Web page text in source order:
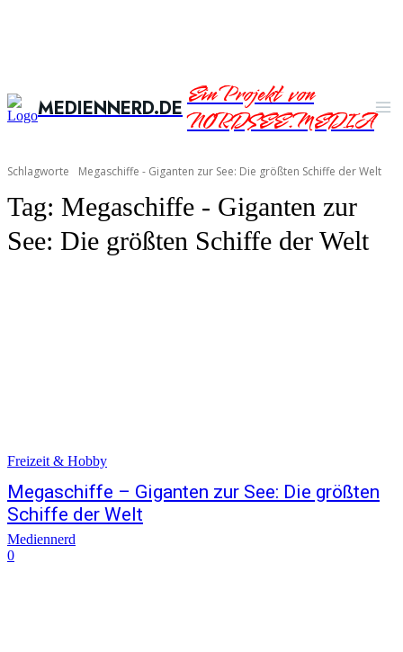
MEDIENNERD.DEEin Projekt von
NORDSEE.MEDIA
Schlagworte Megaschiffe - Giganten zur See: Die größten Schiffe der Welt
Tag: Megaschiffe - Giganten zur
See: Die größten Schiffe der Welt
Freizeit & Hobby
Megaschiffe – Giganten zur See: Die größten
Schiffe der Welt
Mediennerd
0